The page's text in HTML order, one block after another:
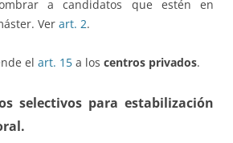
a candidatos que estén en
Ver art. 2.
el art. 15 a los centros privados.
selectivos para estabilización